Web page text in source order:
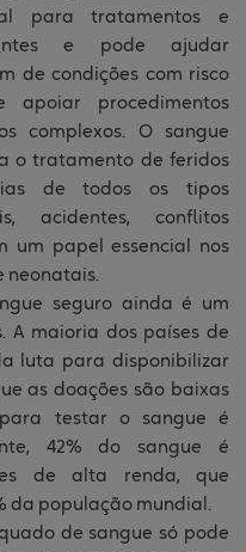
para tratamentos e
e pode ajudar
de condições com risco
procedimentos
complexos. O sangue
o tratamento de feridos
de todos os tipos
acidentes, conflitos
um papel essencial nos
neonatais.
seguro ainda é um
A maioria dos países de
luta para disponibilizar
as doações são baixas
testar o sangue é
42% do sangue é
de alta renda, que
da população mundial.
de sangue só pode